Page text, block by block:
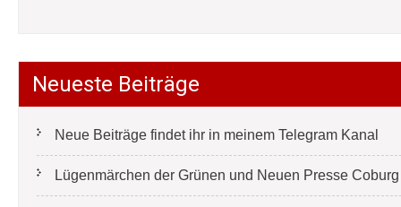
Neueste Beiträge
Neue Beiträge findet ihr in meinem Telegram Kanal
Lügenmärchen der Grünen und Neuen Presse